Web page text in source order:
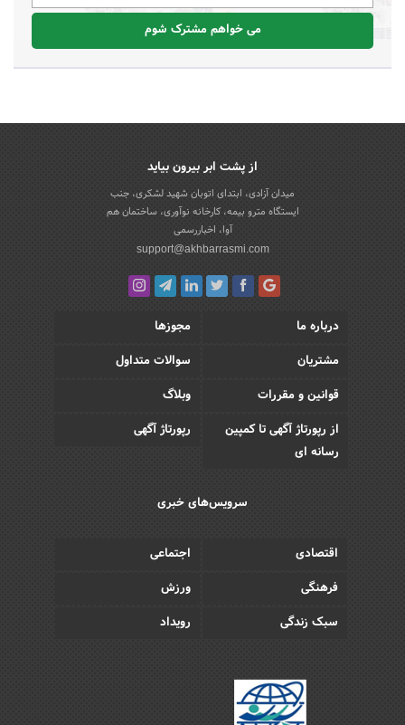
می خواهم مشترک شوم
از پشت ابر بیرون بیاید
میدان آزادی، ابتدای اتوبان شهید لشکری، جنب
ایستگاه مترو بیمه، کارخانه نوآوری، ساختمان هم
آوا، اخباررسمی
support@akhbarrasmi.com
درباره ما
مجوزها
مشتریان
سوالات متداول
قوانین و مقررات
وبلاگ
از رپورتاژ آگهی تا کمپین
رسانه ای
رپورتاژ آگهی
سرویس‌های خبری
اقتصادی
اجتماعی
فرهنگی
ورزش
سبک زندگی
رویداد